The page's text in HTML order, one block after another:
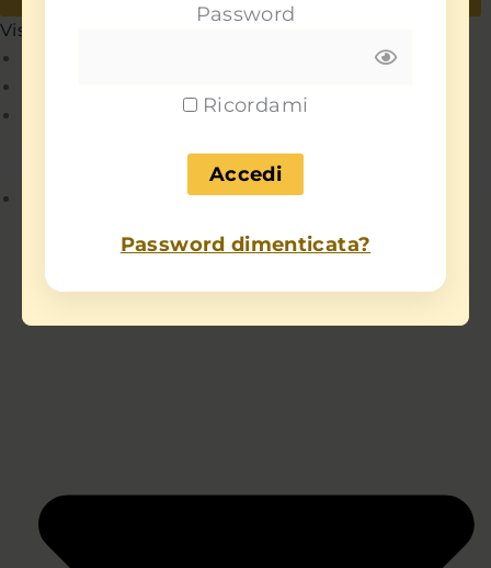
Visualizza le preferenze
Password
Ricordami
Password dimenticata?